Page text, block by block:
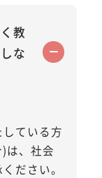
教
な
ている方
は、社会
ださい。